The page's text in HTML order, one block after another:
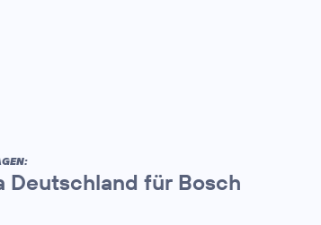
Deutschland für Bosch